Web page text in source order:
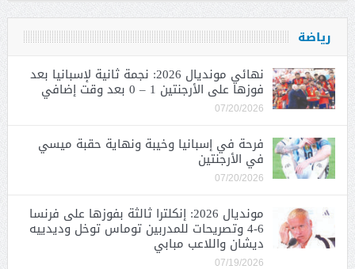
رياضة
نهائي مونديال 2026: نجمة ثانية لإسبانيا بعد
فوزها على الأرجنتين 1 – 0 بعد وقت إضافي
07/20/2026
فرحة في إسبانيا وخيبة ونهاية حقبة ميسي
في الأرجنتين
07/20/2026
مونديال 2026: إنكلترا ثالثة بفوزها على فرنسا
6-4 وتصريحات للمدربين توماس توخل وديدييه
ديشان واللاعب مبابي
07/19/2026